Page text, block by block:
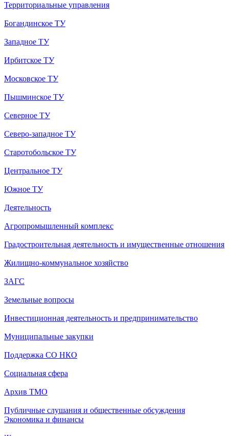
Территориальные управления
Богандинское ТУ
Западное ТУ
Ирбитское ТУ
Московское ТУ
Пышминское ТУ
Северное ТУ
Северо-западное ТУ
Старотобольское ТУ
Центральное ТУ
Южное ТУ
Деятельность
Агропромышленный комплекс
Градостроительная деятельность и имущественные отношения
Жилищно-коммунальное хозяйство
ЗАГС
Земельные вопросы
Инвестиционная деятельность и предпринимательство
Муниципальные закупки
Поддержка СО НКО
Социальная сфера
Архив ТМО
Публичные слушания и общественные обсуждения
Экономика и финансы